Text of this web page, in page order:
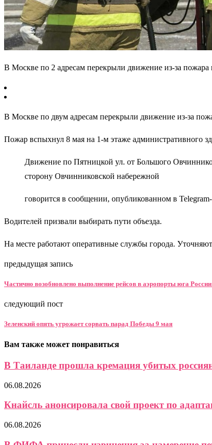
В Москве по 2 адресам перекрыли движение из-за
В Москве по двум адресам перекрыли движение из-за
Пожар вспыхнул 8 мая на 1-м этаже административного
Движение по Пятницкой ул. от Большого
сторону Овчинниковской набережной
говорится в сообщении, опубликованном в Telegram-
Водителей призвали выбирать пути объезда.
На месте работают оперативные службы города.
предыдущая запись
Частично возобновлено выполнение рейсов в аэропорты юга
следующий пост
Зеленский опять угрожает сорвать парад Победы 9 мая
Вам также может понравиться
В Таиланде прошла кремация убитых
06.08.2026
Кнайсль анонсировала свой проект по
06.08.2026